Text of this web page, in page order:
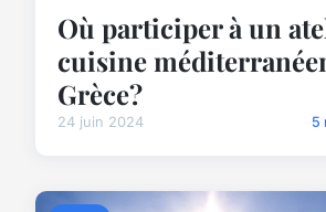
Où participer à un
cuisine
Grèce?
24 juin 2024 5